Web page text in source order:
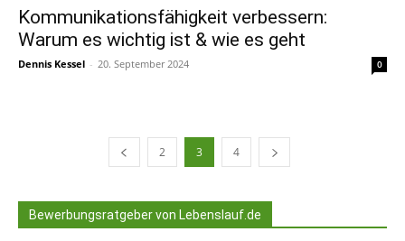
Kommunikationsfähigkeit verbessern:
Warum es wichtig ist & wie es geht
Dennis Kessel - 20. September 2024 0
2 3 4
Bewerbungsratgeber von Lebenslauf.de